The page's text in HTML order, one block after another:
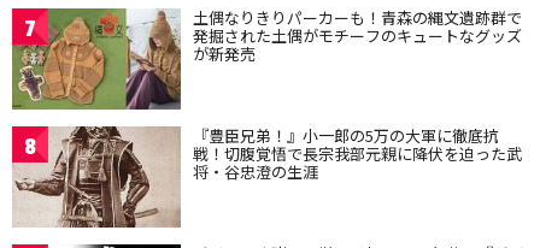
7 土偶なりきりパーカーも！青森の縄文遺跡群で
発掘された土偶がモチーフのキュートなグッズ
が新発売
8 『豊臣兄弟！』小一郎の5万の大軍に徹底抗
戦！切腹覚悟で長宗我部元親に降伏を迫った武
将・谷忠澄の生涯